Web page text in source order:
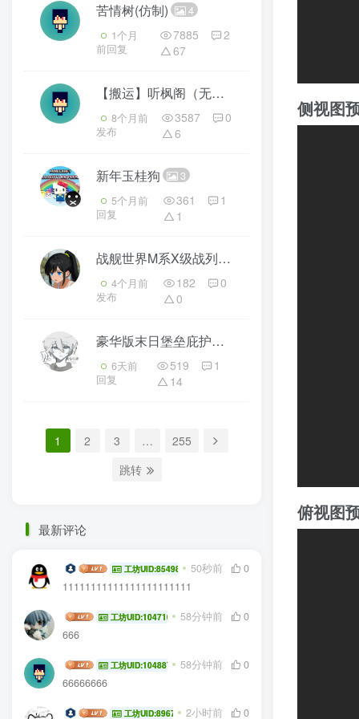
苦情树(仿制) 4
1个月
前回复
7885
2
67
【搬运】听枫阁（无底座）
8个月前
发布
3587
0
6
新年玉桂狗 3
5个月前
回复
361
1
1
战舰世界M系X级战列舰俄亥俄号
4个月前
发布
182
0
0
豪华版末日堡垒庇护所
6天前
回复
519
1
14
1 2 3 …
255
跳转
最新评论
songtian 工坊UID:85498 50秒前
0
11111111111111111111111
海棠棠棠.工坊UID:104710 58分钟前
0
666
niaoyuhao工坊UID:104887 58分钟前
0
66666666
无敌白板大王9527工坊UID:89672 2小时前 0
侧视图
俯视图